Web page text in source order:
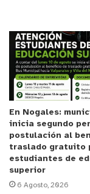
En Nogales:
inicia segundo
postulación al
traslado gratuito
estudiantes de
superior
6 Agosto, 2026